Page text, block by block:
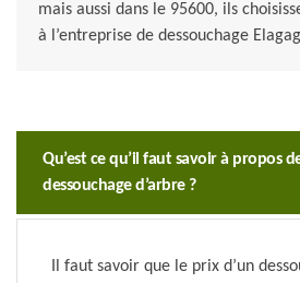
mais aussi dans le 95600, ils
à l’entreprise de dessouchage
Qu’est ce qu’il faut savoir à propos
dessouchage d’arbre ?
Il faut savoir que le prix d’un